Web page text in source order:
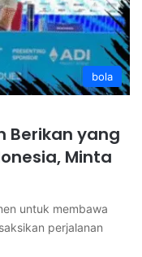
bola
Berikan yang
Minta
untuk membawa
perjalanan